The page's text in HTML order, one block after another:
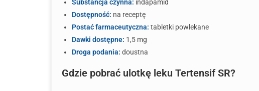
Substancja czynna: indapamid
Dostępność: na receptę
Postać farmaceutyczna: tabletki powlekane
Dawki dostępne: 1,5 mg
Droga podania: doustna
Gdzie pobrać ulotkę leku Tertensif SR?